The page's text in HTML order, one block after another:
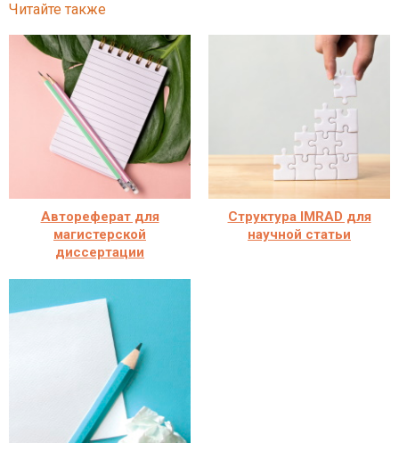
Читайте также
Автореферат для
магистерской
диссертации
Структура IMRAD для
научной статьи